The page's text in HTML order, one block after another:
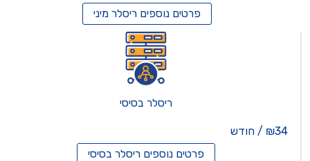
פרטים נוספיםריסלר מיני
ריסלר בסיסי
₪34 / חודש
פרטים נוספיםריסלר בסיסי